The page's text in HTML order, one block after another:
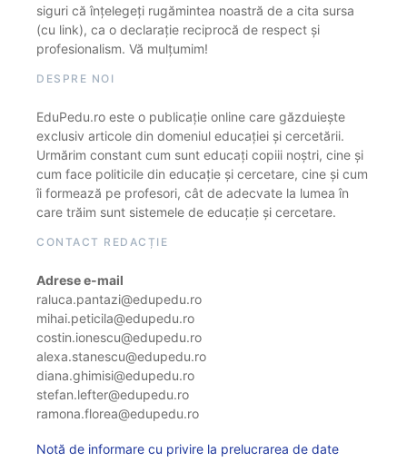
siguri că înțelegeți rugămintea noastră de a cita sursa
(cu link), ca o declarație reciprocă de respect și
profesionalism. Vă mulțumim!
DESPRE NOI
EduPedu.ro este o publicație online care găzduiește
exclusiv articole din domeniul educației și cercetării.
Urmărim constant cum sunt educați copiii noștri, cine și
cum face politicile din educație și cercetare, cine și cum
îi formează pe profesori, cât de adecvate la lumea în
care trăim sunt sistemele de educație și cercetare.
CONTACT REDACȚIE
Adrese e-mail
raluca.pantazi@edupedu.ro
mihai.peticila@edupedu.ro
costin.ionescu@edupedu.ro
alexa.stanescu@edupedu.ro
diana.ghimisi@edupedu.ro
stefan.lefter@edupedu.ro
ramona.florea@edupedu.ro
Notă de informare cu privire la prelucrarea de date